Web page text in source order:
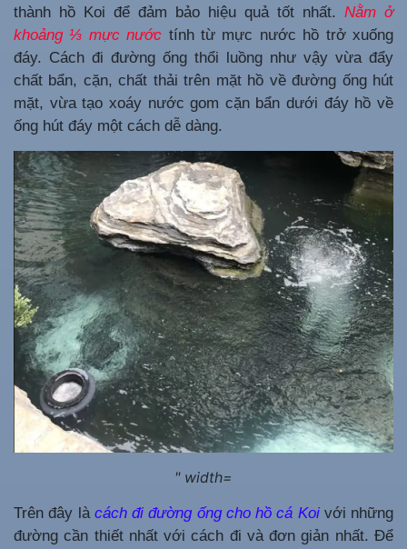
thành hồ Koi để đảm bảo hiệu quả tốt nhất. Nằm ở
khoảng ⅓ mực nước tính từ mực nước hồ trở xuống
đáy. Cách đi đường ống thổi luồng như vậy vừa đẩy
chất bẩn, cặn, chất thải trên mặt hồ về đường ống hút
mặt, vừa tạo xoáy nước gom cặn bẩn dưới đáy hồ về
ống hút đáy một cách dễ dàng.
" width=
Trên đây là cách đi đường ống cho hồ cá Koivới những
đường cần thiết nhất với cách đi và đơn giản nhất. Để